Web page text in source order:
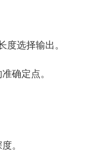
度选择输出。
确定点。
。